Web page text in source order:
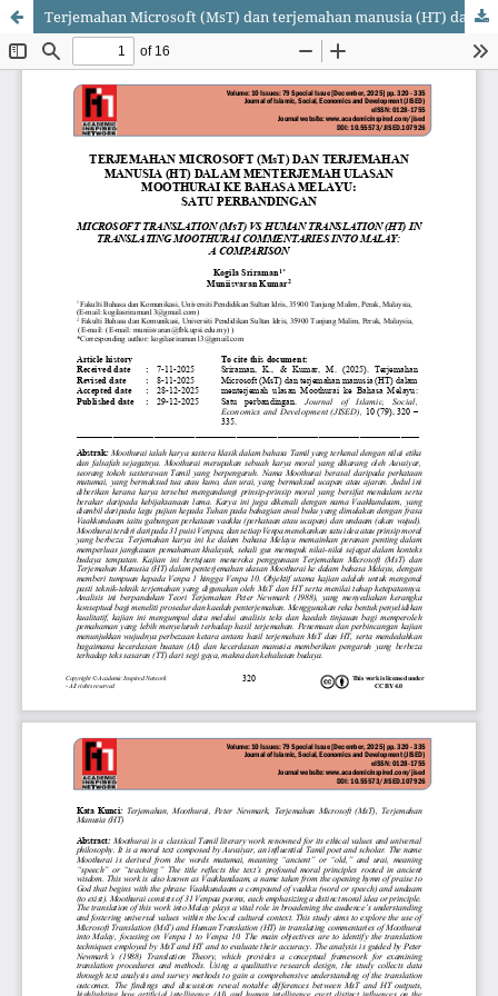
Terjemahan Microsoft (MsT) dan terjemahan manusia (HT) dalam menterjemah ulasan Moothurai ke Bahasa Melayu: Satu perbandingan